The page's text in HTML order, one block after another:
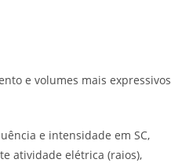
e volumes mais expressivos
e intensidade em SC,
atividade elétrica (raios),